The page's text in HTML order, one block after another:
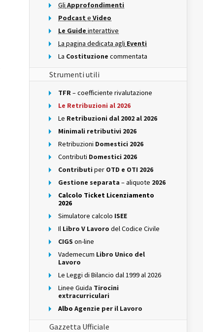
Gli Approfondimenti
Podcast e Video
Le Guide interattive
La pagina dedicata agli Eventi
La Costituzione commentata
Strumenti utili
TFR– coefficiente rivalutazione
Le Retribuzioni al 2026
Le Retribuzioni dal 2002 al 2026
Minimali retributivi 2026
Retribuzioni Domestici 2026
Contributi Domestici 2026
Contributi per OTD e OTI 2026
Gestione separata – aliquote 2026
Calcolo Ticket Licenziamento
2026
Simulatore calcolo ISEE
Il Libro V Lavoro del Codice Civile
CIGS on-line
Vademecum Libro Unico del
Lavoro
Le Leggi di Bilancio dal 1999 al 2026
Linee Guida Tirocini
extracurriculari
Albo Agenzie per il Lavoro
Gazzetta Ufficiale